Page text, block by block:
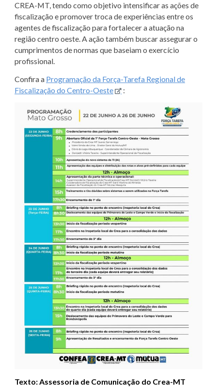
CREA-MT, tendo como objetivo intensificar as ações de
fiscalização e promover troca de experiências entre os
agentes de fiscalização para fortalecer a atuação na
região centro oeste. A ação também buscar assegurar o
cumprimentos de normas que baseiam o exercício
profissional.
Confira a Programação da Força-Tarefa Regional de
Fiscalização do Centro-Oeste
:
Texto: Assessoria de Comunicação do Crea-MT